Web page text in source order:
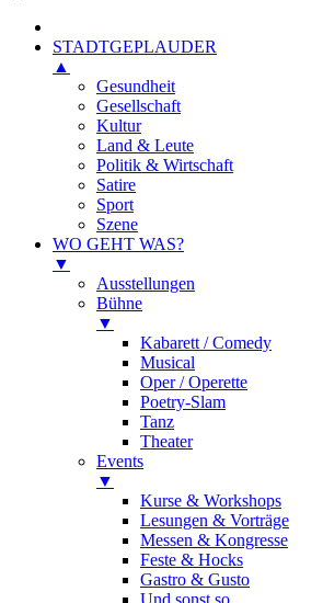
STADTGEPLAUDER
▲
Gesundheit
Gesellschaft
Kultur
Land & Leute
Politik & Wirtschaft
Satire
Sport
Szene
WO GEHT WAS?
▼
Ausstellungen
Bühne
▼
Kabarett / Comedy
Musical
Oper / Operette
Poetry-Slam
Tanz
Theater
Events
▼
Kurse & Workshops
Lesungen & Vorträge
Messen & Kongresse
Feste & Hocks
Gastro & Gusto
Und sonst so…